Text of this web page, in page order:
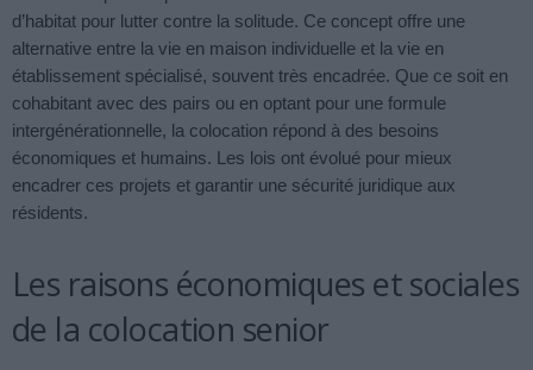
d’habitat pour lutter contre la solitude. Ce concept offre une
alternative entre la vie en maison individuelle et la vie en
établissement spécialisé, souvent très encadrée. Que ce soit en
cohabitant avec des pairs ou en optant pour une formule
intergénérationnelle, la colocation répond à des besoins
économiques et humains. Les lois ont évolué pour mieux
encadrer ces projets et garantir une sécurité juridique aux
résidents.
Les raisons économiques et sociales
de la colocation senior